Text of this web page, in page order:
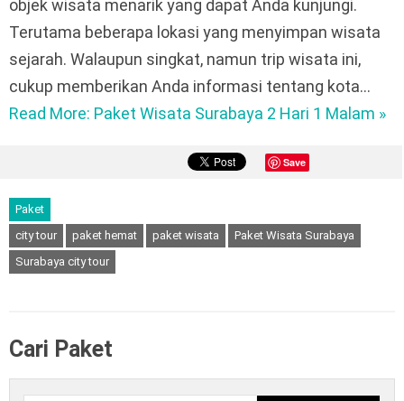
objek wisata menarik yang dapat Anda kunjungi.
Terutama beberapa lokasi yang menyimpan wisata
sejarah. Walaupun singkat, namun trip wisata ini,
cukup memberikan Anda informasi tentang kota…
Read More: Paket Wisata Surabaya 2 Hari 1 Malam »
Save
Paket
city tour
paket hemat paket wisata
Paket Wisata Surabaya
Surabaya city tour
Cari Paket